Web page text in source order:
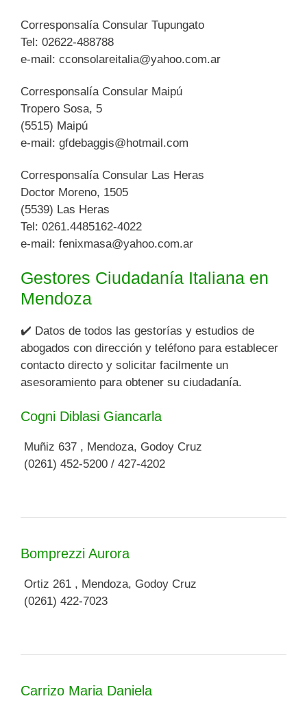
Corresponsalía Consular Tupungato
Tel: 02622-488788
e-mail: cconsolareitalia@yahoo.com.ar
Corresponsalía Consular Maipú
Tropero Sosa, 5
(5515) Maipú
e-mail: gfdebaggis@hotmail.com
Corresponsalía Consular Las Heras
Doctor Moreno, 1505
(5539) Las Heras
Tel: 0261.4485162-4022
e-mail: fenixmasa@yahoo.com.ar
Gestores Ciudadanía Italiana en
Mendoza
✔️ Datos de todos las gestorías y estudios de
abogados con dirección y teléfono para establecer
contacto directo y solicitar facilmente un
asesoramiento para obtener su ciudadanía.
Cogni Diblasi Giancarla
Muñiz 637 , Mendoza, Godoy Cruz
(0261) 452-5200 / 427-4202
Bomprezzi Aurora
Ortiz 261 , Mendoza, Godoy Cruz
(0261) 422-7023
Carrizo Maria Daniela